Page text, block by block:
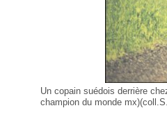
Un copain suédois derrière
champion du monde